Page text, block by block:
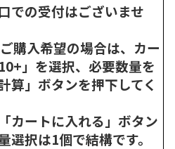
での受付はございませ
購入希望の場合は、カー
」を選択、必要数量を
算」ボタンを押下してく
カートに入れる」ボタン
選択は1個で結構です。